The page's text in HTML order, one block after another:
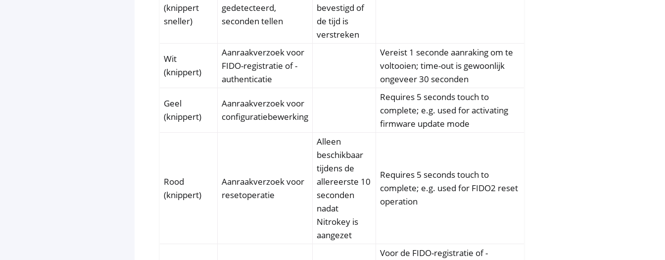
(knippert
sneller)
gedetecteerd,
seconden tellen
bevestigd of
de tijd is
verstreken
Wit
(knippert)
Aanraakverzoek voor
FIDO-registratie of -
authenticatie
Vereist 1 seconde aanraking om te
voltooien; time-out is gewoonlijk
ongeveer 30 seconden
Geel
(knippert)
Aanraakverzoek voor
configuratiebewerking
Requires 5 seconds touch to
complete; e.g. used for activating
firmware update mode
Rood
(knippert)
Aanraakverzoek voor
resetoperatie
Alleen
beschikbaar
tijdens de
allereerste 10
seconden
nadat
Nitrokey is
aangezet
Requires 5 seconds touch to
complete; e.g. used for FIDO2 reset
operation
Voor de FIDO-registratie of -